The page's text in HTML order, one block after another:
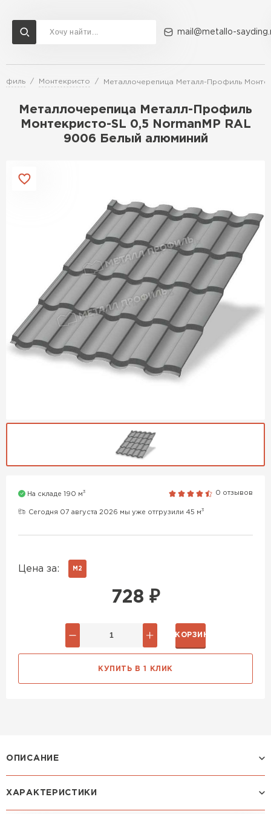
mail@metallo-
Монтекристо Металлочерепица Металл-Профиль
Металлочерепица Металл-Профиль
Монтекристо-SL 0,5 NormanMP RAL
9006 Белый алюминий
На складе 190 м3 0 отзывов
Сегодня 07 августа 2026 мы уже отгрузили 45 м3
Цена за: М2
728 ₽
В КОРЗИНУ
КУПИТЬ В 1 КЛИК
ОПИСАНИЕ
Профиль МОНТЕКРИСТО:
ХАРАКТЕРИСТИКИ
Доставка и оплата Акции О компании Контакты
Перейти в каталог